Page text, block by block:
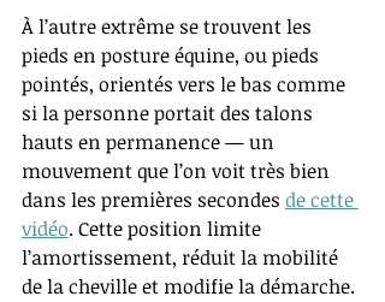
À l’autre extrême se trouvent les
pieds en posture équine, ou pieds
pointés, orientés vers le bas comme
si la personne portait des talons
hauts en permanence — un
mouvement que l’on voit très bien
dans les premières secondes de cette
vidéo. Cette position limite
l’amortissement, réduit la mobilité
de la cheville et modifie la démarche.